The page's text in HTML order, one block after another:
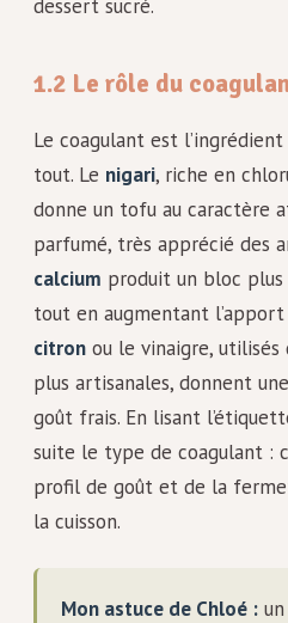
dessert sucré.
1.2 Le rôle du
Le coagulant est
tout. Le nigari, riche en
donne un tofu au caractère
parfumé, très apprécié des
calcium produit un bloc
tout en augmentant l’apport
citron ou le vinaigre,
plus artisanales, donnent
goût frais. En lisant
suite le type de coagulant :
profil de goût et de la
la cuisson.
Mon astuce de Chloé :